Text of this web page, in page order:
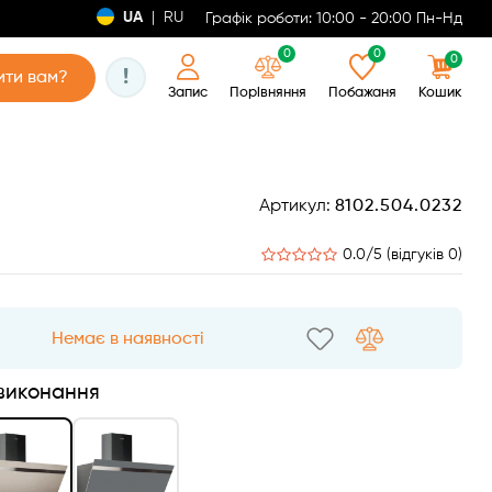
UA RU Графік роботи: 10:00 - 20:00 Пн-Нд
вам? !
Запис
0
Порівняння
0
Побажаня
0
Кошик
Артикул:8102.504.0232
0.0/5 (відгуків 0)
Немає в наявності